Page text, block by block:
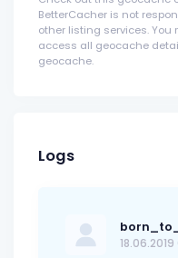
BetterCacher is not
other listing services.
access all geocache
geocache.
Logs